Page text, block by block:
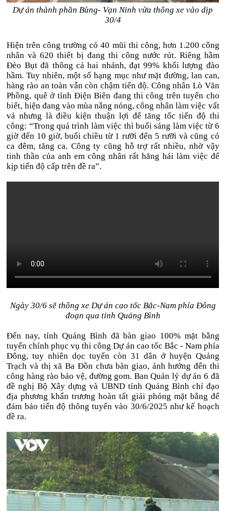
Dự án thành phần Bùng- Vạn Ninh vừa thông xe vào dịp
30/4
Hiện trên công trường có 40 mũi thi công, hơn 1.200 công
nhân và 620 thiết bị đang thi công nước rút. Riêng hầm
Đèo Bụt đã thông cả hai nhánh, đạt 99% khối lượng đào
hầm. Tuy nhiên, một số hạng mục như mặt đường, lan can,
hàng rào an toàn vẫn còn chậm tiến độ. Công nhân Lò Văn
Phồng, quê ở tỉnh Điện Biên đang thi công trên tuyến cho
biết, hiện đang vào mùa nắng nóng, công nhân làm việc vất
vả nhưng là điều kiện thuận lợi để tăng tốc tiến độ thi
công: “Trong quá trình làm việc thì buổi sáng làm việc từ 6
giờ đến 10 giờ, buổi chiều từ 1 rưỡi đến 5 rưỡi và cũng có
ca đêm, tăng ca. Công ty cũng hỗ trợ rất nhiều, nhờ vậy
tinh thần của anh em công nhân rất hăng hái làm việc để
kịp tiến độ cấp trên đề ra”.
Ngày 30/6 sẽ thông xe Dự án cao tốc Bắc-Nam phía Đông
đoạn qua tỉnh Quảng Bình
Đến nay, tỉnh Quảng Bình đã bàn giao 100% mặt bằng
tuyến chính phục vụ thi công Dự án cao tốc Bắc - Nam phía
Đông, tuy nhiên dọc tuyến còn 31 dân ở huyện Quảng
Trạch và thị xã Ba Đồn chưa bàn giao, ảnh hưởng đến thi
công hàng rào bảo vệ, đường gom. Ban Quản lý dự án 6 đã
đề nghị Bộ Xây dựng và UBND tỉnh Quảng Bình chỉ đạo
địa phương khẩn trương hoàn tất giải phóng mặt bằng để
đảm bảo tiến độ thông tuyến vào 30/6/2025 như kế hoạch
đề ra.